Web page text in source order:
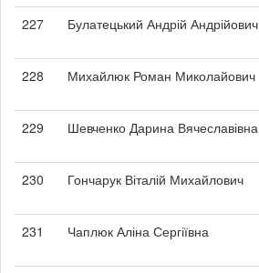
227
Булатецький Андрій Андрійович
228
Михайлюк Роман Миколайович
229
Шевченко Дарина Вячеславівна
230
Гончарук Віталій Михайлович
231
Чаплюк Аліна Сергіївна